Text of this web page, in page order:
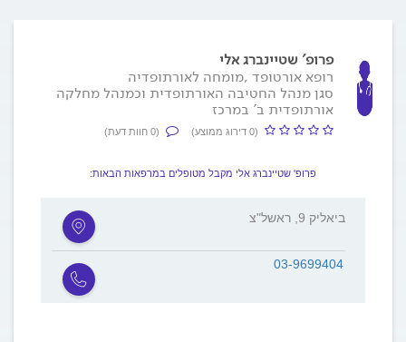
פרופ' שטיינברג אלי
רופא אורטופד ,מומחה לאורתופדיה
סגן מנהל החטיבה האורתופדית וכמנהל מחלקה
אורתופדית ב' במרכז
(0 דירוג ממוצע) (0 חוות דעת)
פרופ' שטיינברג אלי מקבל מטופלים במרפאות הבאות:
ביאליק 9, ראשל"צ
03-9699404